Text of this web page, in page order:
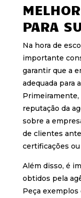
PARA
Na hora de
importante
garantir que a
adequada para
reputação da
sobre a
de clientes
certificações
Além disso, é
obtidos pela
Peça